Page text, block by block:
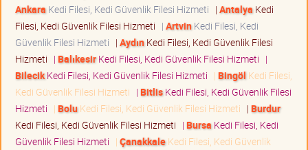
Ankara Kedi Filesi, Kedi Güvenlik Filesi Hizmeti | Antalya Kedi
Filesi, Kedi Güvenlik Filesi Hizmeti | ArtvinKedi Filesi, Kedi
Güvenlik Filesi Hizmeti | AydınKedi Filesi, Kedi Güvenlik Filesi
Hizmeti | BalıkesirKedi Filesi, Kedi Güvenlik Filesi Hizmeti |
BilecikKedi Filesi, Kedi Güvenlik Filesi Hizmeti | Bingöl Kedi Filesi,
Kedi Güvenlik Filesi Hizmeti | BitlisKedi Filesi, Kedi Güvenlik Filesi
Hizmeti | BoluKedi Filesi, Kedi Güvenlik Filesi Hizmeti | Burdur
Kedi Filesi, Kedi Güvenlik Filesi Hizmeti | Bursa Kedi Filesi, Kedi
Güvenlik Filesi Hizmeti | ÇanakkaleKedi Filesi, Kedi Güvenlik